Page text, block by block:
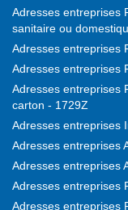
Adresses entreprises
sanitaire ou
Adresses entreprises
Adresses entreprises
Adresses entreprises
carton - 1729Z
Adresses entreprises
Adresses entreprises
Adresses entreprises
Adresses entreprises
Adresses entreprises